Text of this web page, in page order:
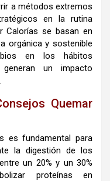
a métodos extremos
en la rutina
Calorías se basan en
orgánica y sostenible
en los hábitos
un impacto
Quemar
es fundamental para
la digestión de los
un 20% y un 30%
proteínas en